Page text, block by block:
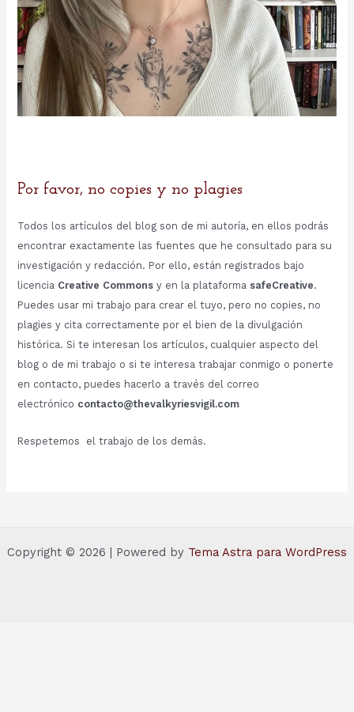
Por favor, no copies y no plagies
Todos los artículos del blog son de mi autoría, en ellos podrás
encontrar exactamente las fuentes que he consultado para su
investigación y redacción. Por ello, están registrados bajo
licencia Creative Commonsy en la plataforma safeCreative.
Puedes usar mi trabajo para crear el tuyo, pero no copies, no
plagies y cita correctamente por el bien de la divulgación
histórica. Si te interesan los artículos, cualquier aspecto del
blog o de mi trabajo o si te interesa trabajar conmigo o ponerte
en contacto, puedes hacerlo a través del correo
electrónico contacto@thevalkyriesvigil.com
Respetemos el trabajo de los demás.
Copyright © 2026 | Powered by Tema Astra para WordPress